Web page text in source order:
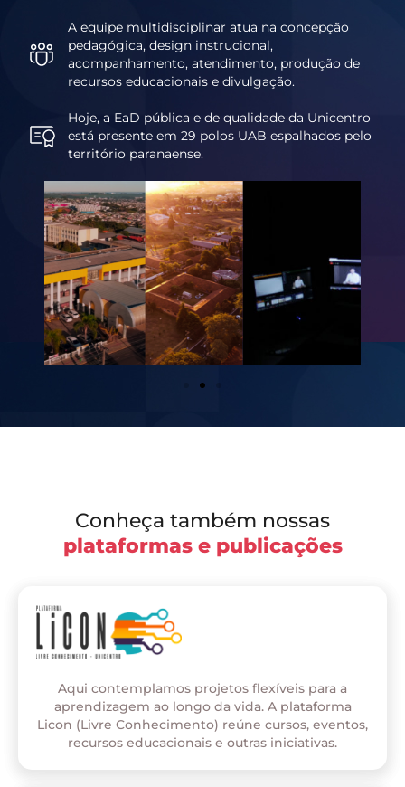
A equipe multidisciplinar atua na concepção
pedagógica, design instrucional,
acompanhamento, atendimento, produção de
recursos educacionais e divulgação.
Hoje, a EaD pública e de qualidade da Unicentro
está presente em 29 polos UAB espalhados pelo
território paranaense.
Conheça também nossas
plataformas e publicações
Aqui contemplamos projetos flexíveis para a
aprendizagem ao longo da vida. A plataforma
Licon (Livre Conhecimento) reúne cursos, eventos,
recursos educacionais e outras iniciativas.